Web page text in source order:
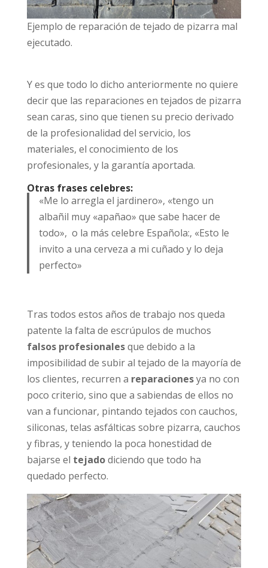
Ejemplo de reparación de tejado de pizarra mal
ejecutado.
Y es que todo lo dicho anteriormente no quiere
decir que las reparaciones en tejados de pizarra
sean caras, sino que tienen su precio derivado
de la profesionalidad del servicio, los
materiales, el conocimiento de los
profesionales, y la garantía aportada.
Otras frases celebres:
«Me lo arregla el jardinero», «tengo un
albañil muy «apañao» que sabe hacer de
todo», o la más celebre Española:, «Esto le
invito a una cerveza a mi cuñado y lo deja
perfecto»
Tras todos estos años de trabajo nos queda
patente la falta de escrúpulos de muchos
falsos profesionalesque debido a la
imposibilidad de subir al tejado de la mayoría de
los clientes, recurren a reparacionesya no con
poco criterio, sino que a sabiendas de ellos no
van a funcionar, pintando tejados con cauchos,
siliconas, telas asfálticas sobre pizarra, cauchos
y fibras, y teniendo la poca honestidad de
bajarse el tejadodiciendo que todo ha
quedado perfecto.